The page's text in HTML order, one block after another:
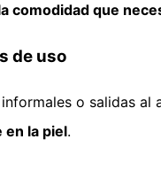
comodidad que
de uso
o salidas
en la piel.